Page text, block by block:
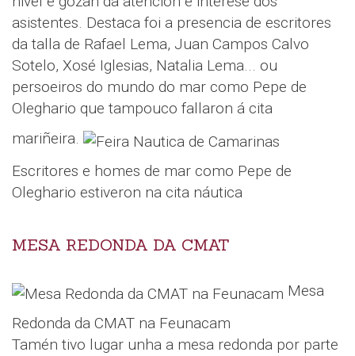
asistentes. Destaca foi a presencia de escritores
da talla de Rafael Lema, Juan Campos Calvo
Sotelo, Xosé Iglesias, Natalia Lema... ou
persoeiros do mundo do mar como Pepe de
Oleghario que tampouco fallaron á cita
mariñeira.
Escritores e homes de mar como Pepe de
Oleghario estiveron na cita náutica
MESA REDONDA DA CMAT
Mesa
Redonda da CMAT na Feunacam
Tamén tivo lugar unha a mesa redonda por parte